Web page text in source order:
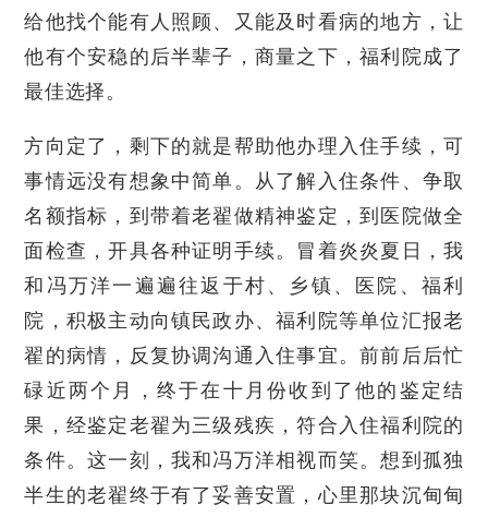
给他找个能有人照顾、又能及时看病的地方，让
他有个安稳的后半辈子，商量之下，福利院成了
最佳选择。
方向定了，剩下的就是帮助他办理入住手续，可
事情远没有想象中简单。从了解入住条件、争取
名额指标，到带着老翟做精神鉴定，到医院做全
面检查，开具各种证明手续。冒着炎炎夏日，我
和冯万洋一遍遍往返于村、乡镇、医院、福利
院，积极主动向镇民政办、福利院等单位汇报老
翟的病情，反复协调沟通入住事宜。前前后后忙
碌近两个月，终于在十月份收到了他的鉴定结
果，经鉴定老翟为三级残疾，符合入住福利院的
条件。这一刻，我和冯万洋相视而笑。想到孤独
半生的老翟终于有了妥善安置，心里那块沉甸甸